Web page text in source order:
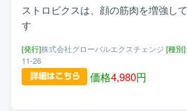
ストロビクスは、顔の筋肉を増強し
す
[発行]株式会社グローバルエクスチェンジ [種別]
11-26
価格4,980円